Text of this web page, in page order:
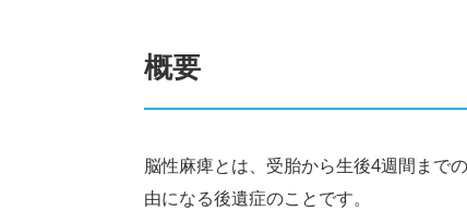
概要
脳性麻痺とは、受胎から生後4週間まで
由になる後遺症のことです。